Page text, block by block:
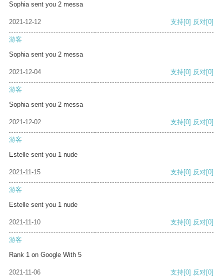
Sophia sent you 2 messa
2021-12-12 支持[0] 反对[0]
游客
Sophia sent you 2 messa
2021-12-04 支持[0] 反对[0]
游客
Sophia sent you 2 messa
2021-12-02 支持[0] 反对[0]
游客
Estelle sent you 1 nude
2021-11-15 支持[0] 反对[0]
游客
Estelle sent you 1 nude
2021-11-10 支持[0] 反对[0]
游客
Rank 1 on Google With 5
2021-11-06 支持[0] 反对[0]